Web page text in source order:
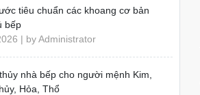
tiêu chuẩn các khoang cơ bản
bếp
| by Administrator
nhà bếp cho người mệnh Kim,
Hỏa, Thổ